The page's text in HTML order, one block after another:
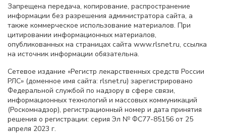
Запрещена передача, копирование, распространение
информации без разрешения администратора сайта, а
также коммерческое использование материалов. При
цитировании информационных материалов,
опубликованных на страницах сайта www.rlsnet.ru, ссылка
на источник информации обязательна.
Сетевое издание «Регистр лекарственных средств России
РЛС» (доменное имя сайта: rlsnet.ru) зарегистрировано
Федеральной службой по надзору в сфере связи,
информационных технологий и массовых коммуникаций
(Роскомнадзор), регистрационный номер и дата принятия
решения о регистрации: серия Эл № ФС77-85156 от 25
апреля 2023 г.